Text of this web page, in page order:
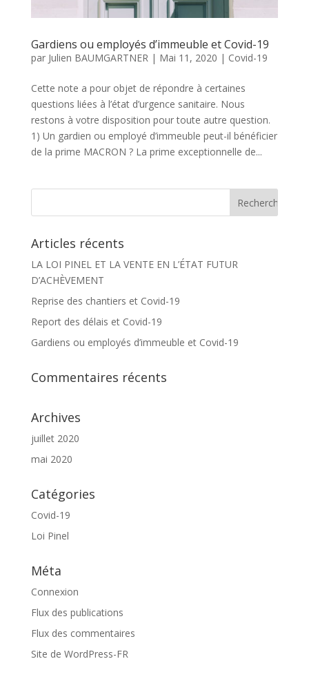
Gardiens ou employés d’immeuble et Covid-19
par Julien BAUMGARTNER| Mai 11, 2020 | Covid-19
Cette note a pour objet de répondre à certaines
questions liées à l’état d’urgence sanitaire. Nous
restons à votre disposition pour toute autre question.
1) Un gardien ou employé d’immeuble peut-il bénéficier
de la prime MACRON ? La prime exceptionnelle de...
Articles récents
LA LOI PINEL ET LA VENTE EN L’ÉTAT FUTUR
D’ACHÈVEMENT
Reprise des chantiers et Covid-19
Report des délais et Covid-19
Gardiens ou employés d’immeuble et Covid-19
Commentaires récents
Archives
juillet 2020
mai 2020
Catégories
Covid-19
Loi Pinel
Méta
Connexion
Flux des publications
Flux des commentaires
Site de WordPress-FR